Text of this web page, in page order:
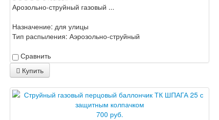
Арозольно-струйный газовый ...
Назначение: для улицы
Тип распыления: Аэрозольно-струйный
Сравнить
Купить
700 руб.